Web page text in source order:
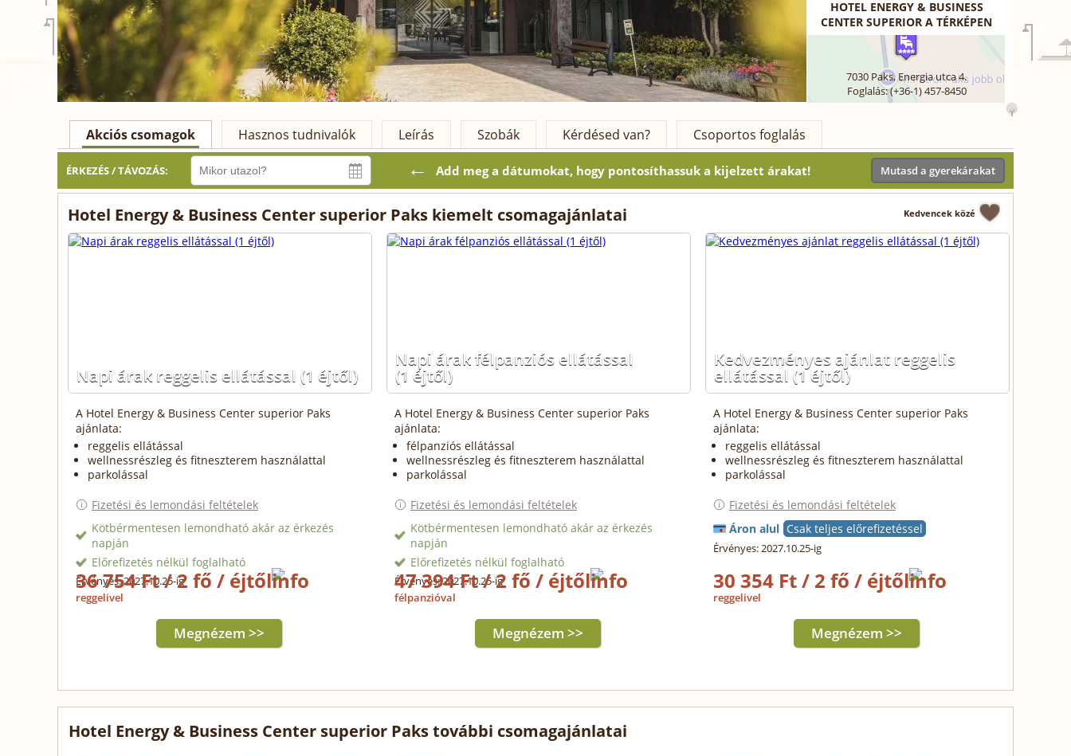
HOTEL ENERGY & BUSINESS
CENTER SUPERIOR A TÉRKÉPEN
7030 Paks,Energia utca 4.
Foglalás: (+36-1) 457-8450
Akciós csomagok Hasznos tudnivalók Leírás Szobák Kérdésed van? Csoportos foglalás
ÉRKEZÉS / TÁVOZÁS: ← Add meg a dátumokat, hogy pontosíthassuk a kijelzett árakat! Mutasd a gyerekárakat
Hotel Energy & Business Center superior Paks kiemelt csomagajánlatai Kedvencek közé
Napi árak reggelis ellátással (1 éjtől)
Napi árak félpanziós ellátással
(1 éjtől)
Kedvezményes ajánlat reggelis
ellátással (1 éjtől)
A Hotel Energy & Business Center superior Paks
ajánlata:
reggelis ellátással
wellnessrészleg és fitneszterem használattal
parkolással
Fizetési és lemondási feltételek
Kötbérmentesen lemondható akár az érkezés
napján
Előrefizetés nélkül foglalható
Érvényes: 2027.10.25-ig
36 754 Ft / 2 fő / éjtől
reggelivel
Megnézem >>
A Hotel Energy & Business Center superior Paks
ajánlata:
félpanziós ellátással
wellnessrészleg és fitneszterem használattal
parkolással
Fizetési és lemondási feltételek
Kötbérmentesen lemondható akár az érkezés
napján
Előrefizetés nélkül foglalható
Érvényes: 2027.10.25-ig
47 394 Ft / 2 fő / éjtől
félpanzióval
Megnézem >>
A Hotel Energy & Business Center superior Paks
ajánlata:
reggelis ellátással
wellnessrészleg és fitneszterem használattal
parkolással
Fizetési és lemondási feltételek
Áron alul Csak teljes előrefizetéssel
Érvényes: 2027.10.25-ig
30 354 Ft / 2 fő / éjtől
reggelivel
Megnézem >>
Hotel Energy & Business Center superior Paks további csomagajánlatai